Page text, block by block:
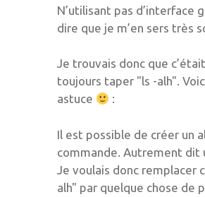
N’utilisant pas d’interface
dire que je m’en sers très
Je trouvais donc que
toujours taper "ls -alh".
astuce
:
Il est possible de créer un
commande. Autrement dit
Je voulais donc remplacer
alh" par quelque chose de